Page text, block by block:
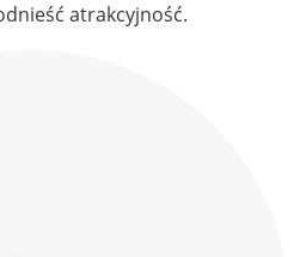
atrakcyjność.